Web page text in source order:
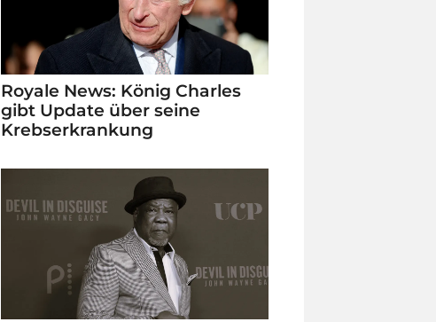
Royale News: König Charles
gibt Update über seine
Krebserkrankung